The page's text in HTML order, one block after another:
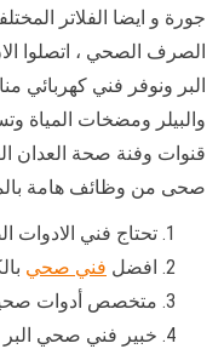
جورة و ايضا الفلاتر
الصرف الصحي ، اتصلوا
البر ونوفر فني كهربائي
والبيلر ومضخات المياة
قنوات وفنة صحة العدان
صحى من وظائف هامة
تحتاج فني
افضل فني صحي
متخصص أدوات
خبير فني صحي البر